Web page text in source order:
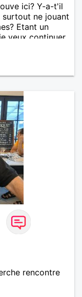
ici? Y-a-t'il
surtout ne jouant
Etant un
veux continuer
petite famille
et autres
ne
rencontre